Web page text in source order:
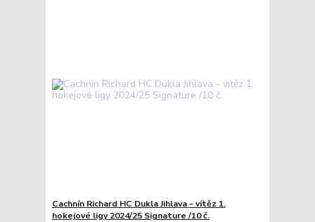
Cachnín Richard HC Dukla Jihlava - vítěz 1.
hokejové ligy 2024/25 Signature /10 č.